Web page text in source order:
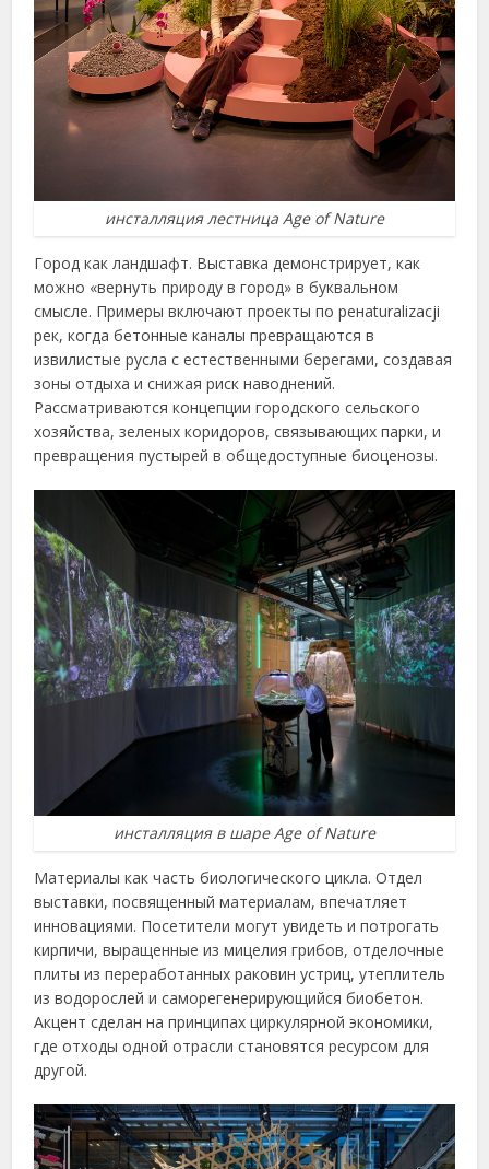
инсталляция лестница Age of Nature
Город как ландшафт. Выставка демонстрирует, как
можно «вернуть природу в город» в буквальном
смысле. Примеры включают проекты по ренaturalizacji
рек, когда бетонные каналы превращаются в
извилистые русла с естественными берегами, создавая
зоны отдыха и снижая риск наводнений.
Рассматриваются концепции городского сельского
хозяйства, зеленых коридоров, связывающих парки, и
превращения пустырей в общедоступные биоценозы.
инсталляция в шаре Age of Nature
Материалы как часть биологического цикла. Отдел
выставки, посвященный материалам, впечатляет
инновациями. Посетители могут увидеть и потрогать
кирпичи, выращенные из мицелия грибов, отделочные
плиты из переработанных раковин устриц, утеплитель
из водорослей и саморегенерирующийся биобетон.
Акцент сделан на принципах циркулярной экономики,
где отходы одной отрасли становятся ресурсом для
другой.